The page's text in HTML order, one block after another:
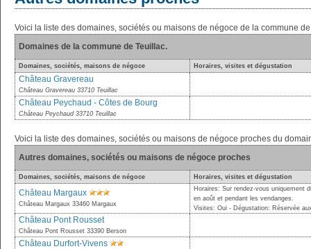
Voici la liste des domaines, sociétés ou maisons de négoce de la commune
Domaines de la commune de Teuillac.
Domaines, sociétés, maisons de négoce Horaires, visites et dégustation
Château Gravereau
Château Gravereau 33710 Teuillac
Château Peychaud - Côtes de Bourg
Château Peychaud 33710 Teuillac
Voici la liste des domaines, sociétés ou maisons de négoce proches du
Autres domaines, sociétés ou maisons de négoce proches
Domaines, sociétés, maisons de négoce Horaires, visites et dégustation
Château Margaux
Château Margaux 33460 Margaux
Horaires: Sur rendez-vous uniquement
en août et pendant les vendanges.
Visites: Oui - Dégustation: Réservée
Château Pont Rousset
Château Pont Rousset 33390 Berson
Château Durfort-Vivens